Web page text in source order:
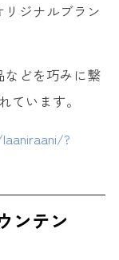
ジナルブラン
などを巧みに繋
ています。
?
ンテン